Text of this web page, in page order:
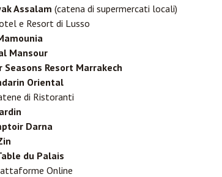
Assalam (catena di supermercati locali)
e Resort di Lusso
Mansour
Seasons Resort Marrakech
Oriental
di Ristoranti
Darna
du Palais
Online